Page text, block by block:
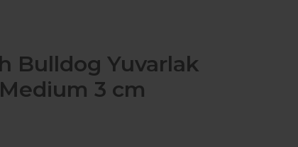
Bulldog Yuvarlak
3 cm